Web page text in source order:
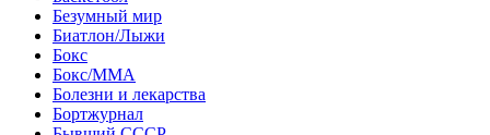
Безумный мир
Биатлон/Лыжи
Бокс
Бокс/MMA
Болезни и лекарства
Бортжурнал